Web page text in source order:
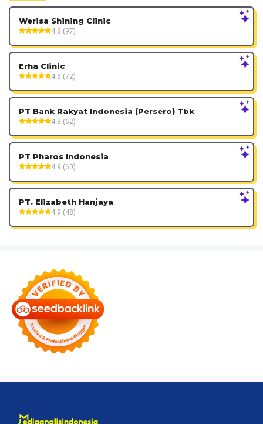
Werisa Shining Clinic
4.8 (97)
Erha Clinic
4.8 (72)
PT Bank Rakyat Indonesia (Persero) Tbk
4.8 (62)
PT Pharos Indonesia
4.9 (60)
PT. Elizabeth Hanjaya
4.9 (48)